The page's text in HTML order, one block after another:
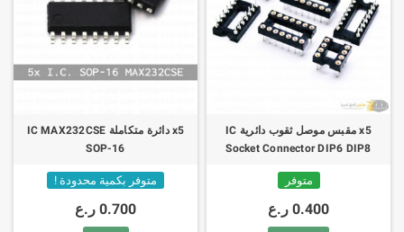
x5 مقبس موصل ثقوب دائرية IC
Socket Connector DIP6 DIP8
متوفر
0.400 ر.ع
x5 دائرة متكاملة IC MAX232CSE
SOP-16
متوفر بكمية محدودة !
0.700 ر.ع